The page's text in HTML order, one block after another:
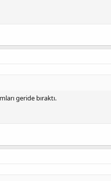
geride bıraktı.